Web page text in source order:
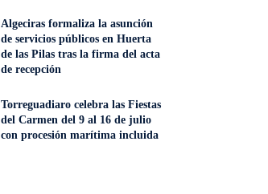
Algeciras formaliza la asunción
de servicios públicos en Huerta
de las Pilas tras la firma del acta
de recepción
Torreguadiaro celebra las Fiestas
del Carmen del 9 al 16 de julio
con procesión marítima incluida